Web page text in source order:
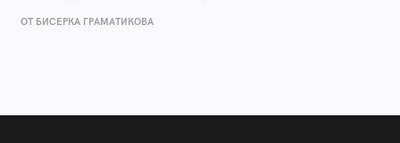
ОТ БИСЕРКА ГРАМАТИКОВА